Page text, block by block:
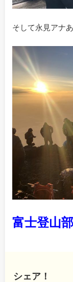
そして永見アナ
富士登山
シェア！